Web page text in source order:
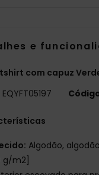
e
com capuz
EQYFT05197
Algodão,
g/m2]